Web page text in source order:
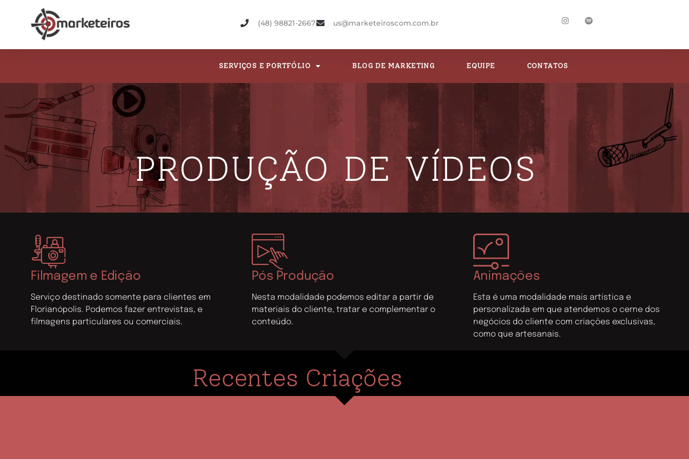
(48) 98821-2667 us@marketeiroscom.com.br
SERVIÇOS E PORTFÓLIO BLOG DE MARKETING EQUIPE CONTATOS
PRODUÇÃO DE VÍDEOS
Filmagem e Edição
Serviço destinado somente para clientes em
Florianópolis. Podemos fazer entrevistas, e
filmagens particulares ou comerciais.
Pós Produção
Nesta modalidade podemos editar a partir de
materiais do cliente, tratar e complementar o
conteúdo.
Animações
Esta é uma modalidade mais artística e
personalizada em que atendemos o cerne dos
negócios do cliente com criações exclusivas,
como que artesanais.
Recentes Criações